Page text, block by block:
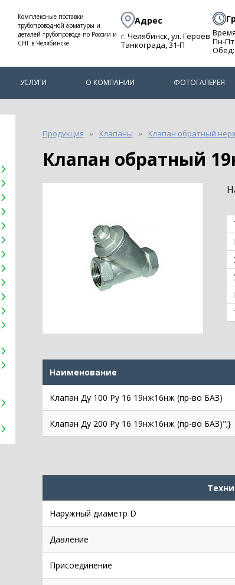
Комплексные поставки
трубопроводной арматуры и
деталей трубопровода по России и
СНГ в Челябинске
Адрес
г. Челябинск, ул. Героев
Танкограда, 31-П
Пн-
Обед:
УСЛУГИ О КОМПАНИИ ФОТОГАЛЕРЕЯ
Продукция Клапаны Клапан обратный
Клапан обратный
Наименование
Клапан Ду 100 Ру 16 19нж16нж (пр-во БАЗ)
Клапан Ду 200 Ру 16 19нж16нж (пр-во БАЗ)";}
Наружный диаметр D
Давление
Присоединение